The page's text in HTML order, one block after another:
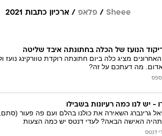
Sheee פלאפ ארכיון כתבות 2021
הנועז של הכלה בחתונתה איבד שליטה
מציג כלה ביום חתונתה רוקדת טוורקינג
מה דעתכם על זה?
- יש לנו כמה רעיונות בשבילו
גרינברג השאירה את כולנו בהלם ועם פה פעור
האישה הבאה? לעדי דנטס יש כמה הצעות
דנטס